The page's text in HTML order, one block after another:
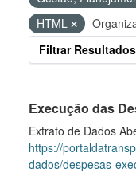
HTML
Filtrar Resultados
Execução das
Extrato de Dados
https://
dados/despesas-